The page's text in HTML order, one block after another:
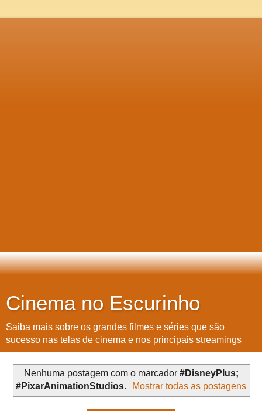
Cinema no Escurinho
Saiba mais sobre os grandes filmes e séries que são
sucesso nas telas de cinema e nos principais streamings
Nenhuma postagem com o marcador #DisneyPlus;
#PixarAnimationStudios. Mostrar todas as postagens